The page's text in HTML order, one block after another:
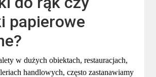
papierowe
w dużych obiektach, restauracjach,
handlowych, często zastanawiamy